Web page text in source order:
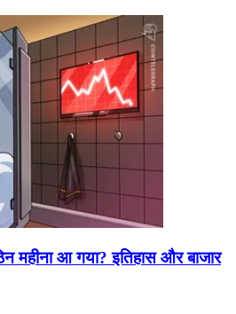
आ गया? इतिहास और बाजार